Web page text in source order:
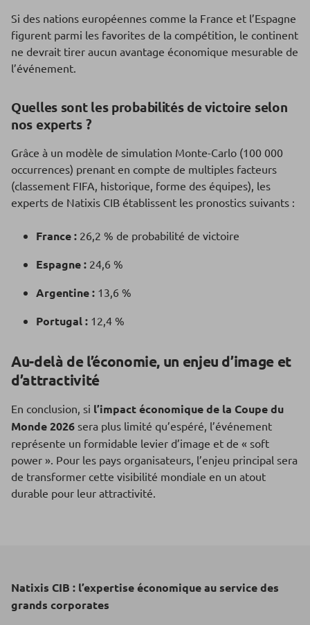
Si des nations européennes comme la France et l’Espagne
figurent parmi les favorites de la compétition, le continent
ne devrait tirer aucun avantage économique mesurable de
l’événement.
Quelles sont les probabilités de victoire selon
nos experts ?
Grâce à un modèle de simulation Monte-Carlo (100 000
occurrences) prenant en compte de multiples facteurs
(classement FIFA, historique, forme des équipes), les
experts de Natixis CIB établissent les pronostics suivants :
France : 26,2 % de probabilité de victoire
Espagne : 24,6 %
Argentine : 13,6 %
Portugal : 12,4 %
Au-delà de l’économie, un enjeu d’image et
d’attractivité
En conclusion, si l’impact économique de la Coupe du
Monde 2026 sera plus limité qu’espéré, l’événement
représente un formidable levier d’image et de « soft
power ». Pour les pays organisateurs, l’enjeu principal sera
de transformer cette visibilité mondiale en un atout
durable pour leur attractivité.
Natixis CIB : l’expertise économique au service des
grands corporates